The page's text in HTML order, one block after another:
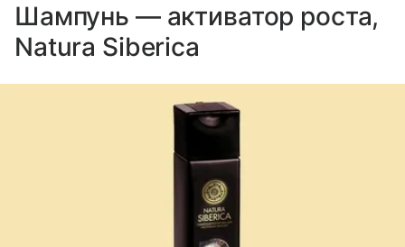
Шампунь — активатор роста,
Natura Siberica